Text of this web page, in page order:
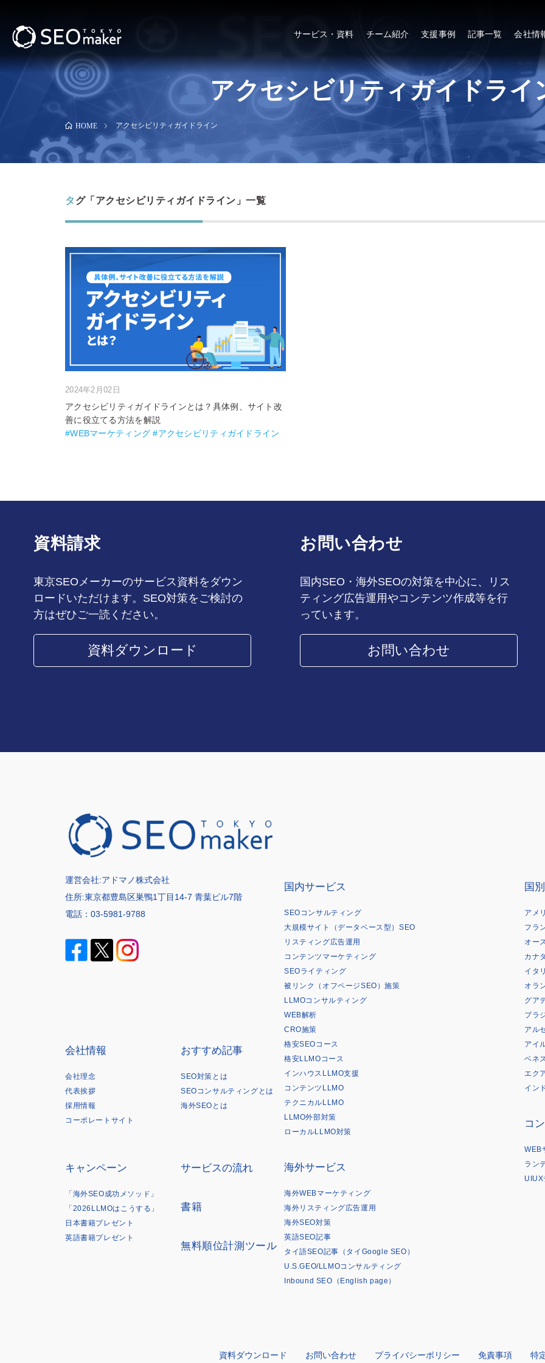
サービス・資料 チーム紹介 支援事例 記事一覧 会社情
アクセシビリティガイドライ
HOME アクセシビリティガイドライン
タグ「アクセシビリティガイドライン」一覧
2024年2月02日
アクセシビリティガイドラインとは？具体例、サイト改
善に役立てる方法を解説
#WEBマーケティング #アクセシビリティガイドライン
資料請求
東京SEOメーカーのサービス資料をダウン
ロードいただけます。SEO対策をご検討の
方はぜひご一読ください。
資料ダウンロード
お問い合わせ
国内SEO・海外SEOの対策を中心に、リス
ティング広告運用やコンテンツ作成等を行
っています。
お問い合わせ
運営会社:アドマノ株式会社
住所:東京都豊島区巣鴨1丁目14-7 青葉ビル7階
電話： 03-5981-9788
会社情報
会社理念
代表挨拶
採用情報
コーポレートサイト
おすすめ記事
SEO対策とは
SEOコンサルティングとは
海外SEOとは
キャンペーン
「海外SEO成功メソッド」
「2026LLMOはこうする」
日本書籍プレゼント
英語書籍プレゼント
サービスの流れ
書籍
無料順位計測ツール
国内サービス
SEOコンサルティング
大規模サイト（データベース型）SEO
リスティング広告運用
コンテンツマーケティング
SEOライティング
被リンク（オフページSEO）施策
LLMOコンサルティング
WEB解析
CRO施策
格安SEOコース
格安LLMOコース
インハウスLLMO支援
コンテンツLLMO
テクニカルLLMO
LLMO外部対策
ローカルLLMO対策
海外サービス
海外WEBマーケティング
海外リスティング広告運用
海外SEO対策
英語SEO記事
タイ語SEO記事（タイGoogle SEO）
U.S.GEO/LLMOコンサルティング
Inbound SEO（English page）
国
アメ
フラ
オー
カナ
イタ
オラ
グア
ブラ
アル
アイ
ベネ
エク
イン
コ
WEB
ラン
UIUX
資料ダウンロード お問い合わせ プライバシーポリシー 免責事項 特